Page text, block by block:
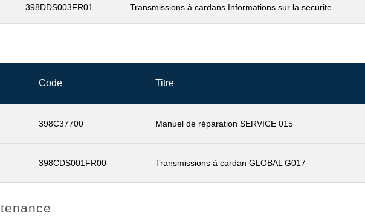
398DDS003FR01 Transmissions à cardans Informations sur la securite
Code Titre
398C37700 Manuel de réparation SERVICE 015
398CDS001FR00 Transmissions à cardan GLOBAL G017